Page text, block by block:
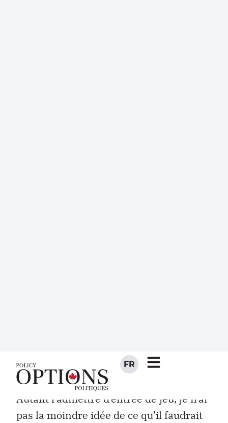
Louis Scutenaire, Mes inscriptions
Autant l’admettre d’entrée de jeu, je n’ai
pas la moindre idée de ce qu’il faudrait